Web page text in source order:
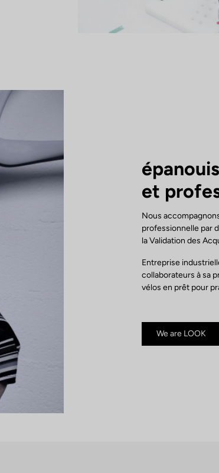
et
Nous
professionnelle par
la Validation des
Entreprise
collaborateurs à sa
vélos en prêt pour
We are LOOK